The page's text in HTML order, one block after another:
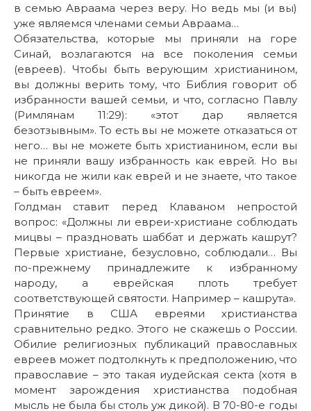
в семью Авраама через веру. Но ведь мы (и вы)
уже являемся членами семьи Авраама…
Обязательства, которые мы приняли на горе
Синай, возлагаются на все поколения семьи
(евреев). Чтобы быть верующим христианином,
вы должны верить тому, что Библия говорит об
избранности вашей семьи, и что, согласно Павлу
(Римлянам 11:29): «этот дар является
безотзывным». То есть вы не можете отказаться от
него… вы не можете быть христианином, если вы
не приняли вашу избранность как еврей. Но вы
никогда не жили как еврей и не знаете, что такое
– быть евреем».
Голдман ставит перед Клаваном непростой
вопрос: «Должны ли евреи-христиане соблюдать
мицвы – праздновать шаббат и держать кашрут?
Первые христиане, безусловно, соблюдали… Вы
по-прежнему принадлежите к избранному
народу, а еврейская плоть требует
соответствующей святости. Например – кашрута».
Принятие в США евреями христианства
сравнительно редко. Этого не скажешь о России.
Обилие религиозных публикаций православных
евреев может подтолкнуть к предположению, что
православие – это такая иудейская секта (хотя в
момент зарождения христианства подобная
мысль не была бы столь уж дикой). В 70-80-е годы